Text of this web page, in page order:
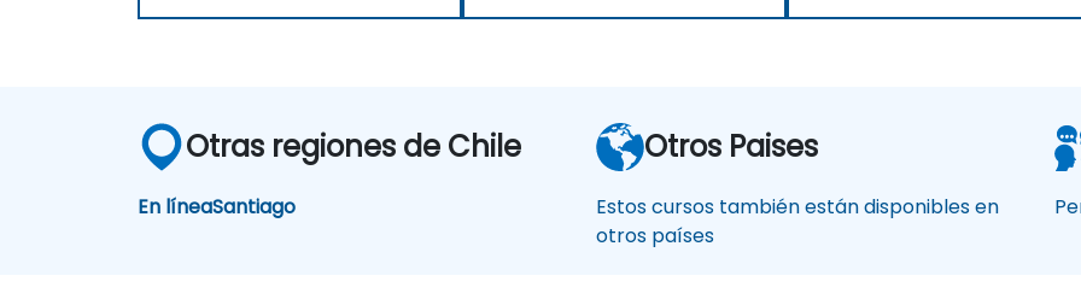
Otras regiones de Chile
En líneaSantiago
Otros Paises
Estos cursos también están disponibles en
otros países